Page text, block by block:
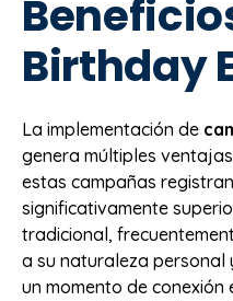
Birthday
La implementación de
genera múltiples
estas campañas
significativamente
tradicional,
a su naturaleza personal
un momento de conexión